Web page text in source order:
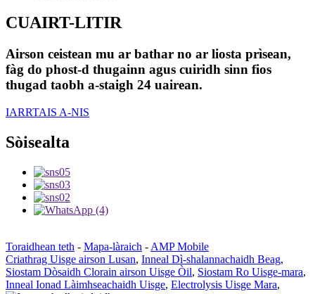
CUAIRT-LITIR
Airson ceistean mu ar bathar no ar liosta prìsean,
fàg do phost-d thugainn agus cuiridh sinn fios
thugad taobh a-staigh 24 uairean.
IARRTAIS A-NIS
Sòisealta
Toraidhean teth - Mapa-làraich - AMP Mobile
Criathrag Uisge airson Lusan, Inneal Dì-shalannachaidh Beag,
Siostam Dòsaidh Clorain airson Uisge Òil, Siostam Ro Uisge-mara,
Inneal Ionad Làimhseachaidh Uisge, Electrolysis Uisge Mara,